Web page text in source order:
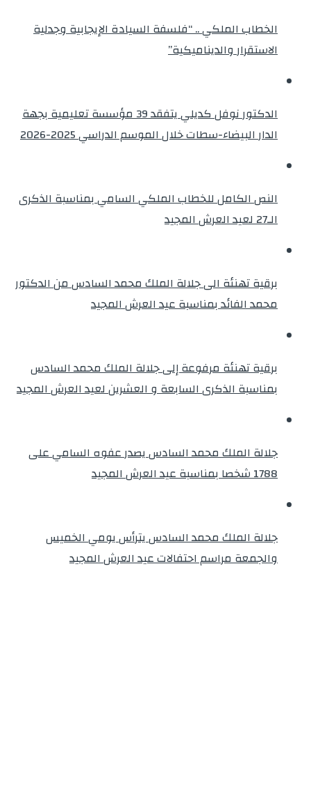
الخطاب الملكي .. “فلسفة السيادة الإيجابية وجدلية
الاستقرار والديناميكية”
الدكتور نوفل كديلي يتفقد 39 مؤسسة تعليمية بجهة
الدار البيضاء-سطات خلال الموسم الدراسي 2025-2026
النص الكامل للخطاب الملكي السامي بمناسبة الذكرى
الـ27 لعيد العرش المجيد
برقية تهنئة الى جلالة الملك محمد السادس من الدكتور
محمد الفائد بمناسبة عيد العرش المجيد
برقية تهنئة مرفوعة إلى جلالة الملك محمد السادس
بمناسبة الذكرى السابعة و العشرين لعيد العرش المجيد
جلالة الملك محمد السادس يصدر عفوه السامي على
1788 شخصا بمناسبة عيد العرش المجيد
جلالة الملك محمد السادس يترأس يومي الخميس
والجمعة مراسم احتفالات عيد العرش المجيد